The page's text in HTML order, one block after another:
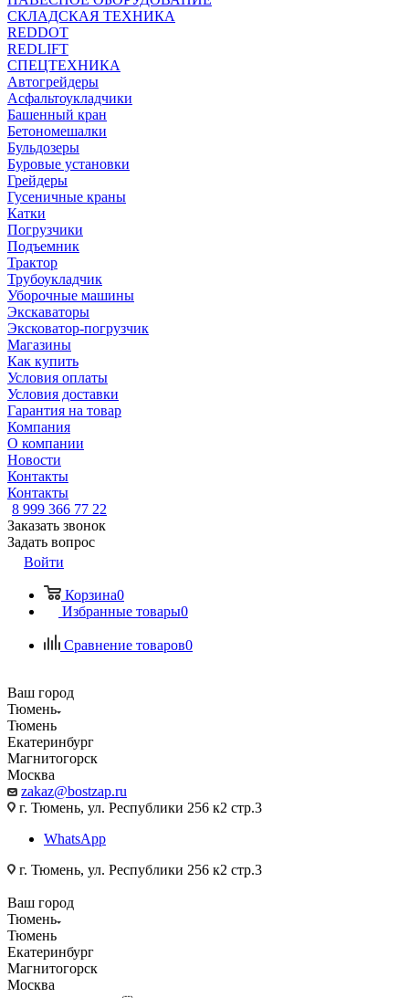
СКЛАДСКАЯ ТЕХНИКА
REDDOT
REDLIFT
СПЕЦТЕХНИКА
Автогрейдеры
Асфальтоукладчики
Башенный кран
Бетономешалки
Бульдозеры
Буровые установки
Грейдеры
Гусеничные краны
Катки
Погрузчики
Подъемник
Трактор
Трубоукладчик
Уборочные машины
Экскаваторы
Эксковатор-погрузчик
Магазины
Как купить
Условия оплаты
Условия доставки
Гарантия на товар
Компания
О компании
Новости
Контакты
Контакты
8 999 366 77 22
Заказать звонок
Задать вопрос
Войти
Корзина0
Избранные товары0
Сравнение товаров0
Ваш город
Тюмень
Тюмень
Екатеринбург
Магнитогорск
Москва
zakaz@bostzap.ru
г. Тюмень, ул. Республики 256 к2 стр.3
WhatsApp
г. Тюмень, ул. Республики 256 к2 стр.3
Ваш город
Тюмень
Тюмень
Екатеринбург
Магнитогорск
Москва